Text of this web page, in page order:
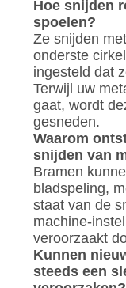
Hoe snijden
spoelen?
Ze snijden
onderste
ingesteld dat
Terwijl uw
gaat, wordt
gesneden.
Waarom
snijden van
Bramen
bladspeling,
staat van de
machine-
veroorzaakt
Kunnen
steeds een